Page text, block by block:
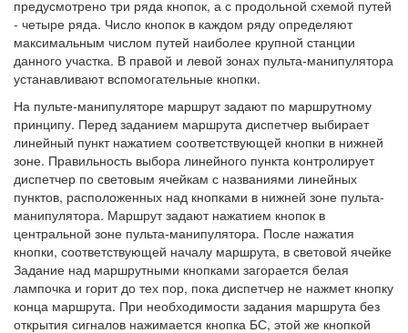
предусмотрено три ряда кнопок, а с продольной схемой путей
- четыре ряда. Число кнопок в каждом ряду определяют
максимальным числом путей наиболее крупной станции
данного участка. В правой и левой зонах пульта-манипулятора
устанавливают вспомогательные кнопки.
На пульте-манипуляторе маршрут задают по маршрутному
принципу. Перед заданием маршрута диспетчер выбирает
линейный пункт нажатием соответствующей кнопки в нижней
зоне. Правильность выбора линейного пункта контролирует
диспетчер по световым ячейкам с названиями линейных
пунктов, расположенных над кнопками в нижней зоне пульта-
манипулятора. Маршрут задают нажатием кнопок в
центральной зоне пульта-манипулятора. После нажатия
кнопки, соответствующей началу маршрута, в световой ячейке
Задание над маршрутными кнопками загорается белая
лампочка и горит до тех пор, пока диспетчер не нажмет кнопку
конца маршрута. При необходимости задания маршрута без
открытия сигналов нажимается кнопка БС, этой же кнопкой